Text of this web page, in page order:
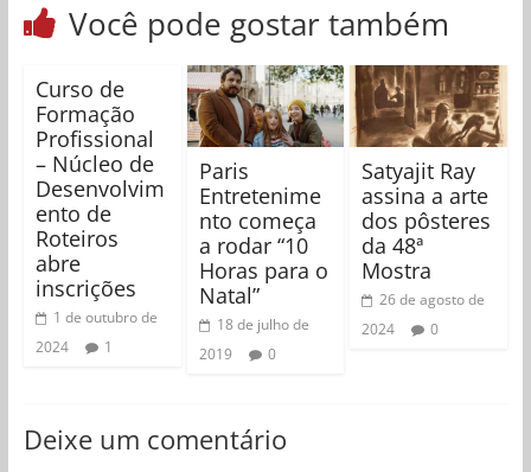
Você pode gostar também
Curso de
Formação
Profissional
– Núcleo de
Desenvolvim
ento de
Roteiros
abre
inscrições
1 de outubro de
2024
1
Paris
Entretenime
nto começa
a rodar “10
Horas para o
Natal”
18 de julho de
2019
0
Satyajit Ray
assina a arte
dos pôsteres
da 48ª
Mostra
26 de agosto de
2024
0
Deixe um comentário